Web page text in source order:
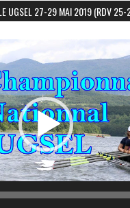
UGSEL 27-29 MAI 2019 (RDV